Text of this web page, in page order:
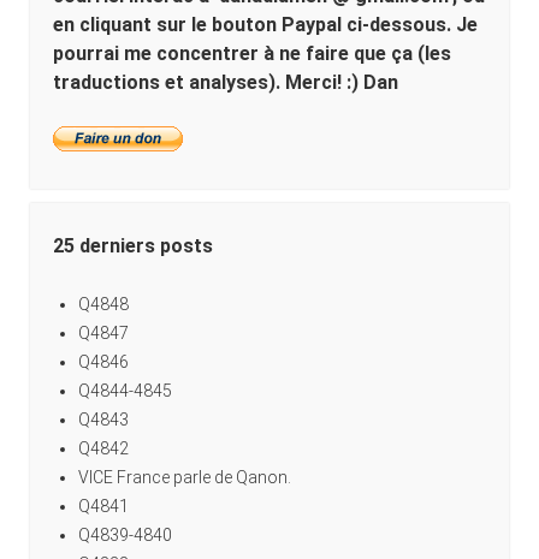
en cliquant sur le bouton Paypal ci-dessous. Je
pourrai me concentrer à ne faire que ça (les
traductions et analyses). Merci! :) Dan
25 derniers posts
Q4848
Q4847
Q4846
Q4844-4845
Q4843
Q4842
VICE France parle de Qanon.
Q4841
Q4839-4840